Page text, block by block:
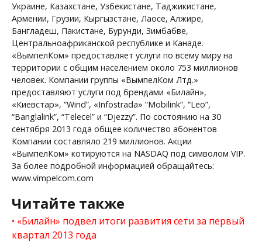
Украине, Казахстане, Узбекистане, Таджикистане,
Армении, Грузии, Кыргызстане, Лаосе, Алжире,
Бангладеш, Пакистане, Бурунди, Зимбабве,
Центральноафриканской республике и Канаде.
«ВымпелКом» предоставляет услуги по всему миру на
территории с общим населением около 753 миллионов
человек. Компании группы «ВымпелКом Лтд.»
предоставляют услуги под брендами «Билайн»,
«Киевстар», “Wind”, «Infostrada» “Mobilink”, “Leo”,
“Banglalink”, “Telecel” и “Djezzy”. По состоянию на 30
сентября 2013 года общее количество абонентов
Компании составляло 219 миллионов. Акции
«ВымпелКом» котируются на NASDAQ под символом VIP.
За более подробной информацией обращайтесь:
www.vimpelcom.com
Читайте также
«Билайн» подвел итоги развития сети за первый
квартал 2013 года